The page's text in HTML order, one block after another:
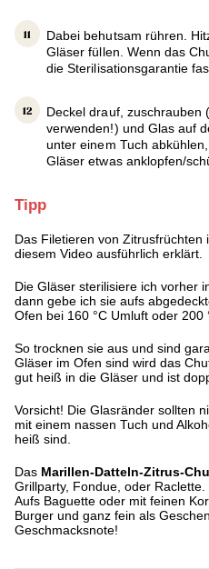
Dabei behutsam rühren.
Gläser füllen. Wenn das
die Sterilisationsgarantie
Deckel drauf, zuschrauben
verwenden!) und Glas auf
unter einem Tuch
Gläser etwas anklopfen/
Tipp
Das Filetieren von Zitrusfrüchten
diesem Video ausführlich erklärt.
Die Gläser sterilisiere ich vorher
dann gebe ich sie aufs
Ofen bei 160 °C Umluft oder 200
So trocknen sie aus und sind
Gläser im Ofen sind wird das
gut heiß in die Gläser und ist
Vorsicht! Die Glasränder sollten
mit einem nassen Tuch und
heiß sind.
Das Marillen-Datteln-Zitrus-
Grillparty, Fondue, oder
Aufs Baguette oder mit feinen
Burger und ganz fein als
Geschmacksnote!